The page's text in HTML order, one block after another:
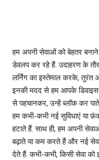
हम अपनी सेवाओं को बेहतर
डेवलप कर रहे हैं. उदाहरण के
लर्निंग का इस्तेमाल करके, तुरंत
इनकी मदद से हम आपके
से पहचानकर, उन्हें ब्लॉक कर
हम कभी-कभी नई सुविधाएं या
हटाते हैं. साथ ही, हम अपनी
बढ़ाते या कम करते हैं और नई
देते हैं. कभी-कभी, किसी सेवा